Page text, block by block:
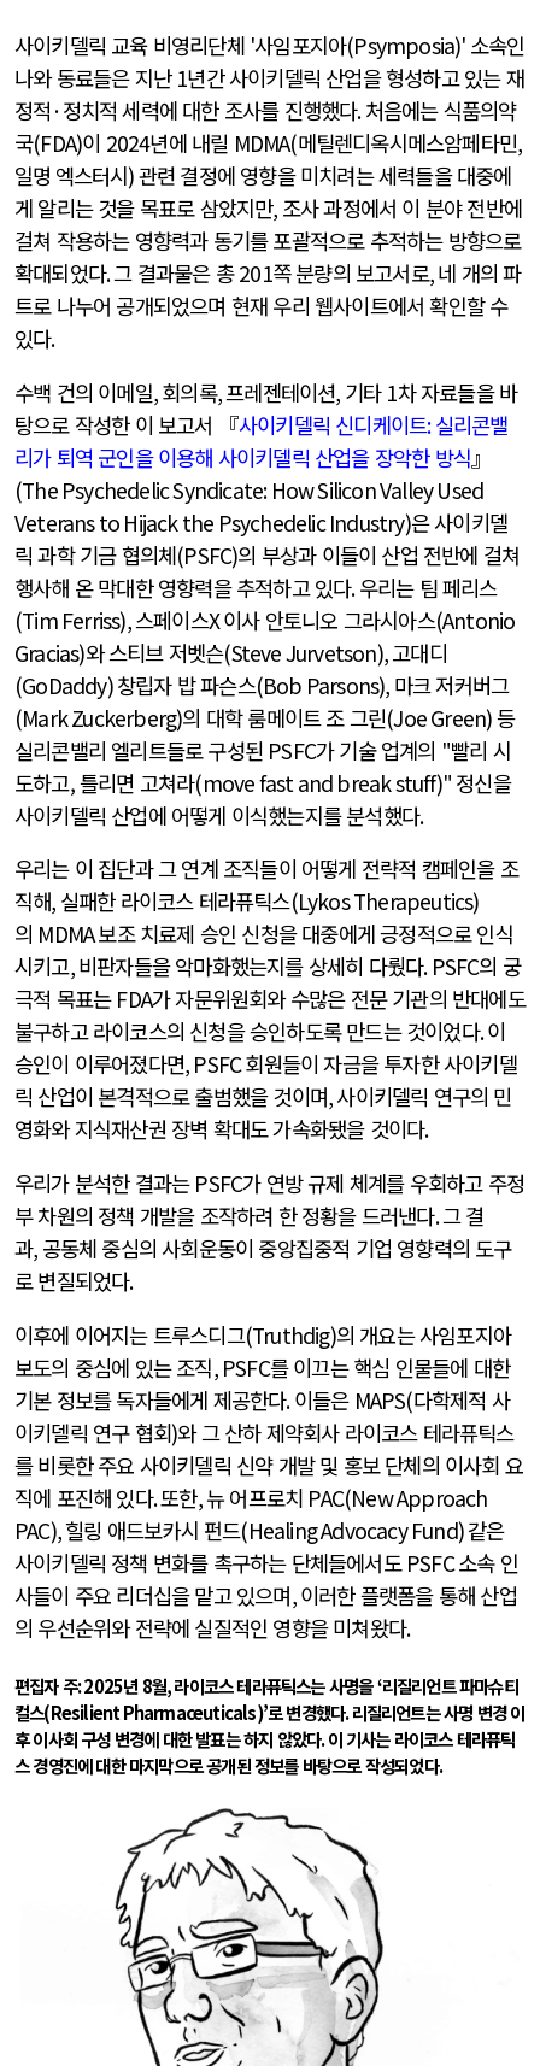
사이키델릭 교육 비영리단체 '사임포지아(Psymposia)' 소속인
나와 동료들은 지난 1년간 사이키델릭 산업을 형성하고 있는 재
정적 ·정치적 세력에 대한 조사를 진행했다.처음에는 식품의약
국(FDA)이 2024년에 내릴 MDMA(메틸렌디옥시메스암페타민,
일명 엑스터시)관련 결정에 영향을 미치려는 세력들을 대중에
게 알리는 것을 목표로 삼았지만, 조사 과정에서 이 분야 전반에
걸쳐 작용하는 영향력과 동기를 포괄적으로 추적하는 방향으로
확대되었다.그 결과물은 총201쪽 분량의 보고서로,네 개의 파
트로 나누어 공개되었으며 현재 우리 웹사이트에서 확인할 수
있다.
수백 건의 이메일,회의록,프레젠테이션, 기타 1차 자료들을 바
탕으로 작성한 이 보고서 『사이키델릭 신디케이트:실리콘밸
리가 퇴역 군인을 이용해 사이키델릭 산업을 장악한 방식 』
(The Psychedelic Syndicate: How Silicon Valley Used
Veterans to Hijack the Psychedelic Industry)은 사이키델
릭 과학 기금 협의체(PSFC)의 부상과 이들이 산업 전반에 걸쳐
행사해 온 막대한 영향력을 추적하고 있다.우리는 팀 페리스
(Tim Ferriss),스페이스X이사 안토니오 그라시아스(Antonio
Gracias)와 스티브 저벳슨(Steve Jurvetson),고대디
(GoDaddy)창립자 밥 파슨스(Bob Parsons), 마크 저커버그
(Mark Zuckerberg)의 대학 룸메이트 조 그린(Joe Green)등
실리콘밸리 엘리트들로 구성된 PSFC가 기술 업계의 "빨리 시
도하고, 틀리면 고쳐라(move fast and break stuff)" 정신을
사이키델릭 산업에 어떻게 이식했는지를 분석했다.
우리는 이 집단과 그 연계 조직들이 어떻게 전략적 캠페인을 조
직해, 실패한 라이코스 테라퓨틱스(Lykos Therapeutics)
의 MDMA보조 치료제 승인 신청을 대중에게 긍정적으로 인식
시키고,비판자들을 악마화했는지를 상세히 다뤘다. PSFC의 궁
극적 목표는 FDA가 자문위원회와 수많은 전문 기관의 반대에도
불구하고 라이코스의 신청을 승인하도록 만드는 것이었다.이
승인이 이루어졌다면, PSFC회원들이 자금을 투자한 사이키델
릭 산업이 본격적으로 출범했을 것이며,사이키델릭 연구의 민
영화와 지식재산권 장벽 확대도 가속화됐을 것이다.
우리가 분석한 결과는 PSFC가 연방 규제 체계를 우회하고 주정
부 차원의 정책 개발을 조작하려 한 정황을 드러낸다.그 결
과, 공동체 중심의 사회운동이 중앙집중적 기업 영향력의 도구
로 변질되었다.
이후에 이어지는 트루스디그(Truthdig)의 개요는 사임포지아
보도의 중심에 있는 조직, PSFC를 이끄는 핵심 인물들에 대한
기본 정보를 독자들에게 제공한다.이들은 MAPS(다학제적 사
이키델릭 연구 협회)와 그 산하 제약회사 라이코스 테라퓨틱스
를 비롯한 주요 사이키델릭 신약 개발 및 홍보 단체의 이사회 요
직에 포진해 있다.또한,뉴 어프로치 PAC(New Approach
PAC),힐링 애드보카시 펀드(Healing Advocacy Fund)같은
사이키델릭 정책 변화를 촉구하는 단체들에서도 PSFC소속 인
사들이 주요 리더십을 맡고 있으며,이러한 플랫폼을 통해 산업
의 우선순위와 전략에 실질적인 영향을 미쳐왔다.
편집자 주: 2025년 8월,라이코스 테라퓨틱스는 사명을‘리질리언트 파마슈티
컬스(Resilient Pharmaceuticals)’로 변경했다.리질리언트는 사명 변경 이
후 이사회 구성 변경에 대한 발표는 하지 않았다.이 기사는 라이코스 테라퓨틱
스 경영진에 대한 마지막으로 공개된 정보를 바탕으로 작성되었다.